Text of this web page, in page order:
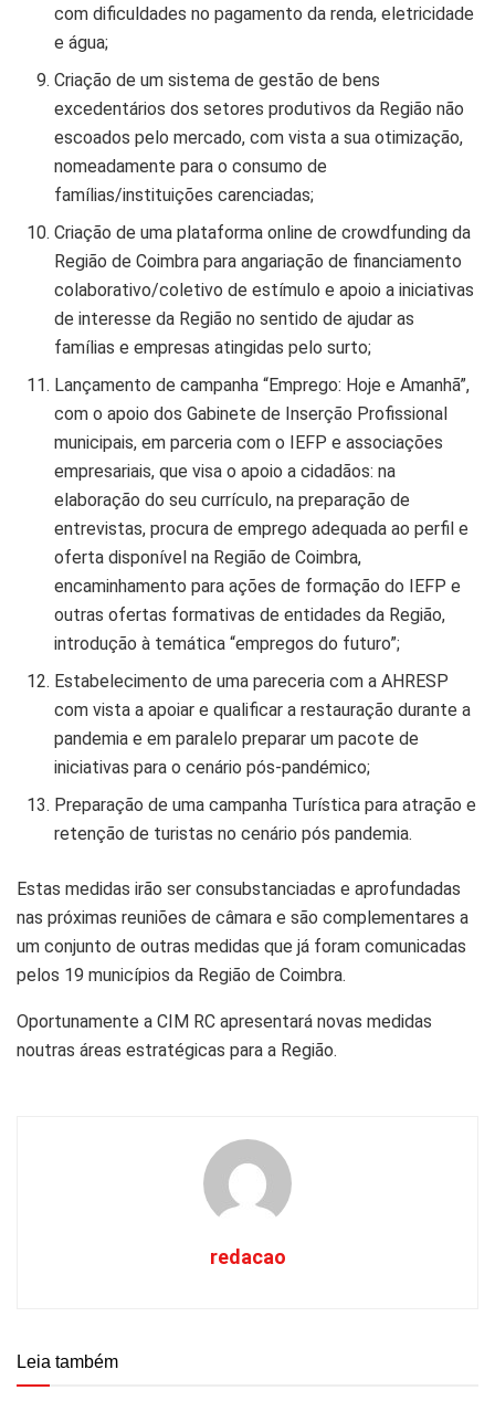
com dificuldades no pagamento da renda, eletricidade
e água;
Criação de um sistema de gestão de bens
excedentários dos setores produtivos da Região não
escoados pelo mercado, com vista a sua otimização,
nomeadamente para o consumo de
famílias/instituições carenciadas;
Criação de uma plataforma online de crowdfunding da
Região de Coimbra para angariação de financiamento
colaborativo/coletivo de estímulo e apoio a iniciativas
de interesse da Região no sentido de ajudar as
famílias e empresas atingidas pelo surto;
Lançamento de campanha “Emprego: Hoje e Amanhã”,
com o apoio dos Gabinete de Inserção Profissional
municipais, em parceria com o IEFP e associações
empresariais, que visa o apoio a cidadãos: na
elaboração do seu currículo, na preparação de
entrevistas, procura de emprego adequada ao perfil e
oferta disponível na Região de Coimbra,
encaminhamento para ações de formação do IEFP e
outras ofertas formativas de entidades da Região,
introdução à temática “empregos do futuro”;
Estabelecimento de uma pareceria com a AHRESP
com vista a apoiar e qualificar a restauração durante a
pandemia e em paralelo preparar um pacote de
iniciativas para o cenário pós-pandémico;
Preparação de uma campanha Turística para atração e
retenção de turistas no cenário pós pandemia.
Estas medidas irão ser consubstanciadas e aprofundadas
nas próximas reuniões de câmara e são complementares a
um conjunto de outras medidas que já foram comunicadas
pelos 19 municípios da Região de Coimbra.
Oportunamente a CIM RC apresentará novas medidas
noutras áreas estratégicas para a Região.
redacao
Leia também